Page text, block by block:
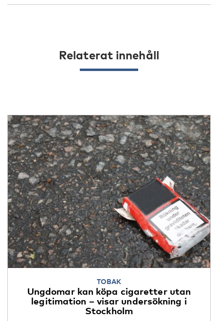
Relaterat innehåll
TOBAK
Ungdomar kan köpa cigaretter utan
legitimation – visar undersökning i
Stockholm